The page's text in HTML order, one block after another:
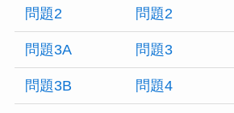
問題2 問題2
問題3A 問題3
問題3B 問題4